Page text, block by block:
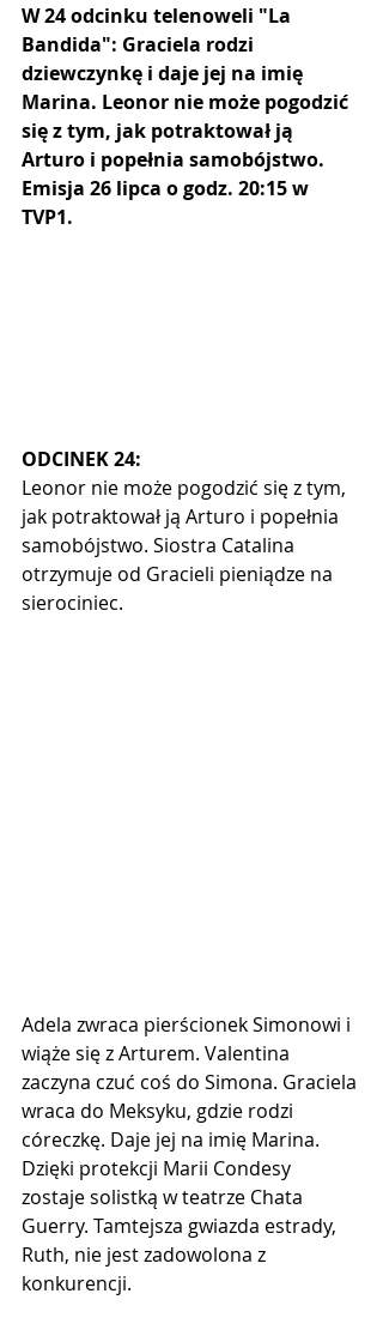
W 24 odcinku telenoweli "La
Bandida": Graciela rodzi
dziewczynkę i daje jej na imię
Marina. Leonor nie może pogodzić
się z tym, jak potraktował ją
Arturo i popełnia samobójstwo.
Emisja 26 lipca o godz. 20:15 w
TVP1.
ODCINEK 24:
Leonor nie może pogodzić się z tym,
jak potraktował ją Arturo i popełnia
samobójstwo. Siostra Catalina
otrzymuje od Gracieli pieniądze na
sierociniec.
Adela zwraca pierścionek Simonowi i
wiąże się z Arturem. Valentina
zaczyna czuć coś do Simona. Graciela
wraca do Meksyku, gdzie rodzi
córeczkę. Daje jej na imię Marina.
Dzięki protekcji Marii Condesy
zostaje solistką w teatrze Chata
Guerry. Tamtejsza gwiazda estrady,
Ruth, nie jest zadowolona z
konkurencji.